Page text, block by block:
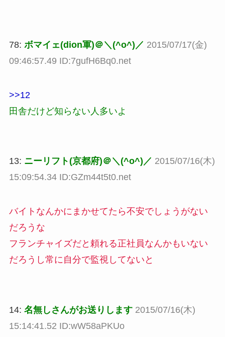
78: ボマイェ(dion軍)＠＼(^o^)／ 2015/07/17(金)
09:46:57.49 ID:7gufH6Bq0.net
>>12
田舎だけど知らない人多いよ
13: ニーリフト(京都府)＠＼(^o^)／ 2015/07/16(木)
15:09:54.34 ID:GZm44t5t0.net
バイトなんかにまかせてたら不安でしょうがない
だろうな
フランチャイズだと頼れる正社員なんかもいない
だろうし常に自分で監視してないと
14: 名無しさんがお送りします 2015/07/16(木)
15:14:41.52 ID:wW58aPKUo